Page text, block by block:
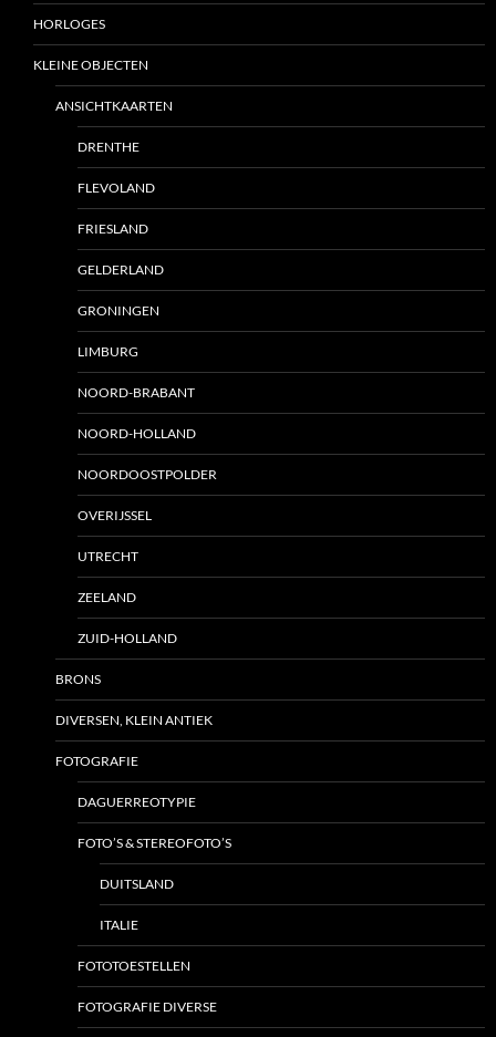
HORLOGES
KLEINE OBJECTEN
ANSICHTKAARTEN
DRENTHE
FLEVOLAND
FRIESLAND
GELDERLAND
GRONINGEN
LIMBURG
NOORD-BRABANT
NOORD-HOLLAND
NOORDOOSTPOLDER
OVERIJSSEL
UTRECHT
ZEELAND
ZUID-HOLLAND
BRONS
DIVERSEN, KLEIN ANTIEK
FOTOGRAFIE
DAGUERREOTYPIE
FOTO’S & STEREOFOTO’S
DUITSLAND
ITALIE
FOTOTOESTELLEN
FOTOGRAFIE DIVERSE